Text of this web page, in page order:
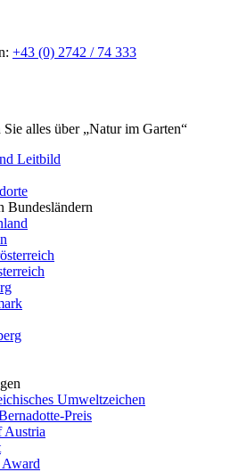
+43 (0) 2742 / 74 333
alles über „Natur im Garten“
Leitbild
Bundesländern
Umweltzeichen
Preis
Austria